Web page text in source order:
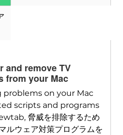
and remove TV
from your Mac
problems on your Mac
scripts and programs
, 脅威を排除するため
ルウェア対策プログラムを
SpyHunter